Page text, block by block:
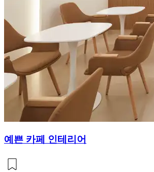
예쁜 카페 인테리어